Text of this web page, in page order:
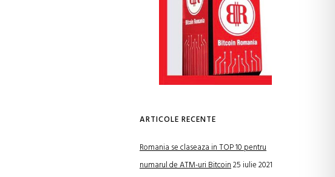
ARTICOLE RECENTE
Romania se claseaza in TOP 10 pentru
numarul de ATM-uri Bitcoin25 iulie 2021